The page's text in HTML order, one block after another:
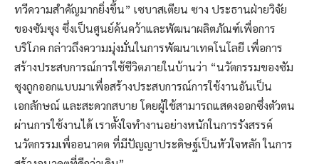
ทวีความสำคัญมากยิ่งขึ้น” เซบาสเตียน ซาง ประธานฝ่ายวิจัย
ของซัมซุง ซึ่งเป็นศูนย์ค้นคว้าและพัฒนาผลิตภัณฑ์เพื่อการ
บริโภค กล่าวถึงความมุ่งมั่นในการพัฒนาเทคโนโลยี เพื่อการ
สร้างประสบการณ์การใช้ชีวิตภายในบ้านว่า “นวัตกรรมของซัม
ซุงถูกออกแบบมาเพื่อสร้างประสบการณ์การใช้งานอันเป็น
เอกลักษณ์ และสะดวกสบาย โดยผู้ใช้สามารถแสดงออกซึ่งตัวตน
ผ่านการใช้งานได้ เราตั้งใจทำงานอย่างหนักในการรังสรรค์
นวัตกรรมเพื่ออนาคต ที่มีปัญญาประดิษฐ์เป็นหัวใจหลัก ในการ